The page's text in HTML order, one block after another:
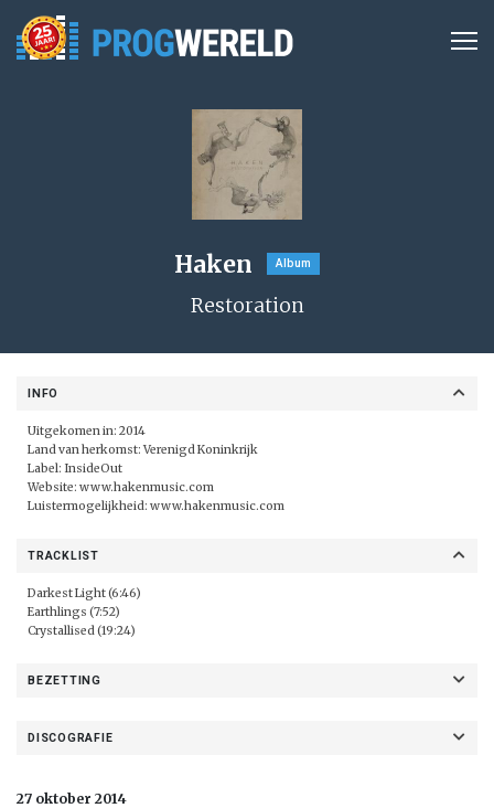
Haken Album
Restoration
INFO
Uitgekomen in: 2014
Land van herkomst: Verenigd Koninkrijk
Label: InsideOut
Website: www.hakenmusic.com
Luistermogelijkheid: www.hakenmusic.com
TRACKLIST
Darkest Light (6:46)
Earthlings (7:52)
Crystallised (19:24)
BEZETTING
DISCOGRAFIE
27 oktober 2014